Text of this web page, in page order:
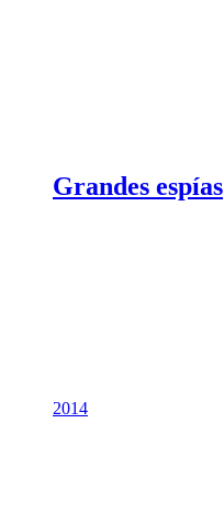
Grandes espías
2014